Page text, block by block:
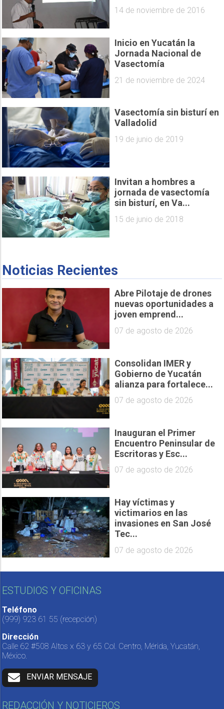
14 de noviembre de 2016
Inicio en Yucatán la
Jornada Nacional de
Vasectomía
21 de noviembre de 2024
Vasectomía sin bisturí en
Valladolid
19 de junio de 2019
Invitan a hombres a
jornada de vasectomía
sin bisturí, en Va...
15 de junio de 2018
Noticias Recientes
Abre Pilotaje de drones
nuevas oportunidades a
joven emprend...
07 de agosto de 2026
Consolidan IMER y
Gobierno de Yucatán
alianza para fortalece...
07 de agosto de 2026
Inauguran el Primer
Encuentro Peninsular de
Escritoras y Esc...
07 de agosto de 2026
Hay víctimas y
victimarios en las
invasiones en San José
Tec...
07 de agosto de 2026
ESTUDIOS Y OFICINAS
Teléfono
(999) 923 61 55 (recepción)
Dirección
Calle 62 #508 Altos x 63 y 65 Col. Centro, Mérida, Yucatán,
México.
ENVIAR MENSAJE
REDACCIÓN Y NOTICIEROS